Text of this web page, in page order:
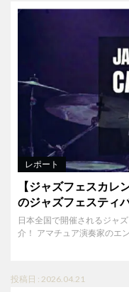
レポート
【ジャズフェスカレ
のジャズフェスティ
日本全国で開催されるジャ
介！ アマチュア演奏家のエ
投稿日 : 2026.04.21